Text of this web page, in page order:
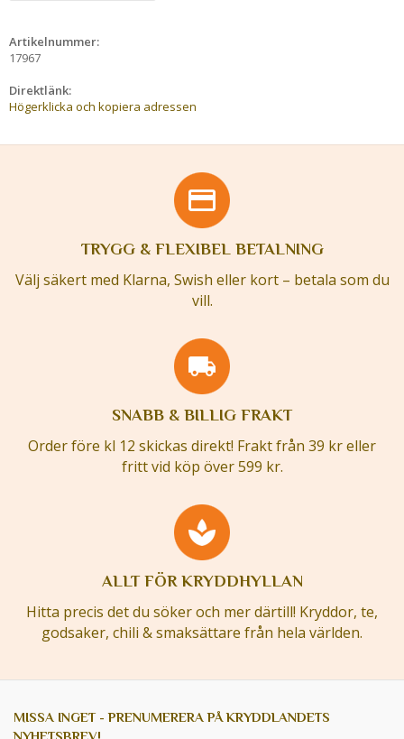
Artikelnummer:
17967
Direktlänk:
Högerklicka och kopiera adressen
TRYGG & FLEXIBEL BETALNING
Välj säkert med Klarna, Swish eller kort – betala som du
vill.
SNABB & BILLIG FRAKT
Order före kl 12 skickas direkt! Frakt från 39 kr eller
fritt vid köp över 599 kr.
ALLT FÖR KRYDDHYLLAN
Hitta precis det du söker och mer därtill! Kryddor, te,
godsaker, chili & smaksättare från hela världen.
MISSA INGET - PRENUMERERA PÅ KRYDDLANDETS
NYHETSBREV!